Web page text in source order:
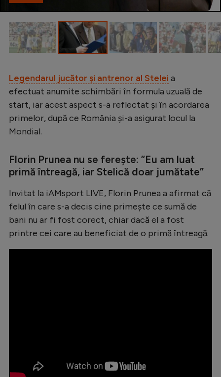
Legendarul jucător și antrenor al Stelei a
efectuat anumite schimbări în formula uzuală de
start, iar acest aspect s-a reflectat și în acordarea
primelor, după ce România și-a asigurat locul la
Mondial.
Florin Prunea nu se ferește: ”Eu am luat
primă întreagă, iar Stelică doar jumătate”
Invitat la iAMsport LIVE, Florin Prunea a afirmat că
felul în care s-a decis cine primește ce sumă de
bani nu ar fi fost corect, chiar dacă el a fost
printre cei care au beneficiat de o primă întreagă.